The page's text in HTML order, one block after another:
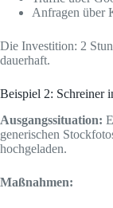
Anfragen über
Die Investition: 2
dauerhaft.
Beispiel 2: Schreiner
Ausgangssituation:
generischen
hochgeladen.
Maßnahmen: